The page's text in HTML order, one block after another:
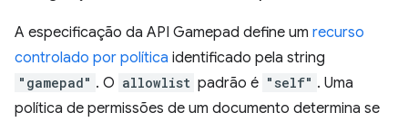
A especificação da API Gamepad define um recurso
controlado por política identificado pela string
"gamepad" . O allowlist padrão é "self" . Uma
política de permissões de um documento determina se